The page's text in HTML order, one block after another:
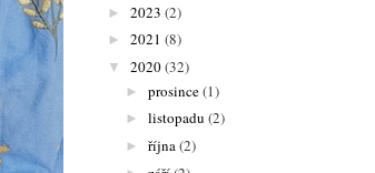
► 2023 (2)
► 2021 (8)
▼ 2020(32)
► prosince(1)
► listopadu (2)
► října(2)